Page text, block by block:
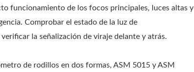
funcionamiento de los focos principales, luces altas y
Comprobar el estado de la luz de
la señalización de viraje delante y atrás.
de rodillos en dos formas, ASM 5015 y ASM